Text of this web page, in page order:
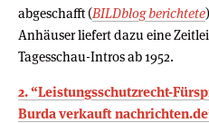
abgeschafft (BILDblog berichtete
Anhäuser liefert dazu eine
Tagesschau-Intros ab 1952.
2. “Leistungsschutzrecht-
Burda verkauft